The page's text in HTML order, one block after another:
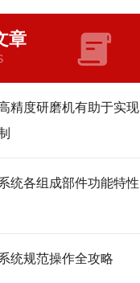
章
精度研磨机有助于实现
统各组成部件功能特性
统规范操作全攻略